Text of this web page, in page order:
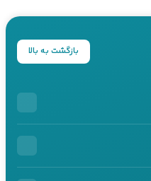
بازگشت به بالا